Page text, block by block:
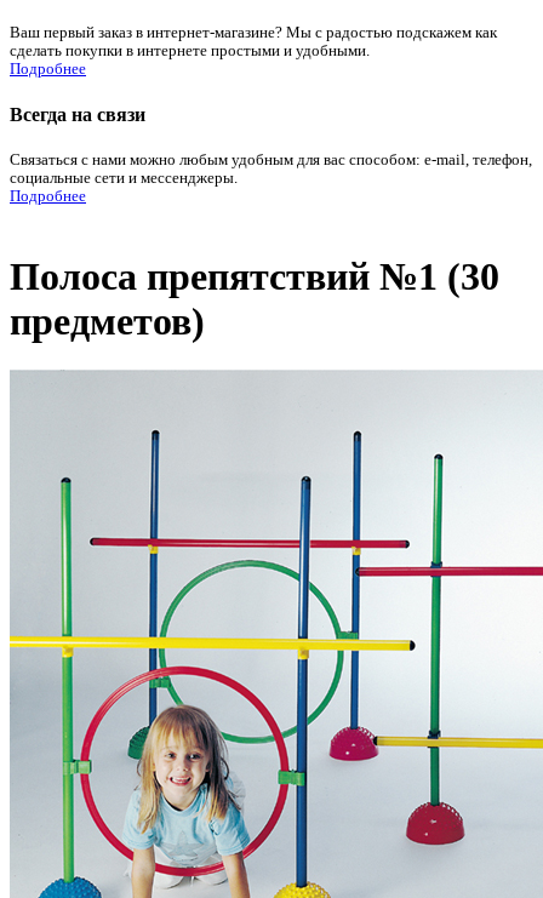
Ваш первый заказ в интернет-магазине? Мы с радостью подскажем как
сделать покупки в интернете простыми и удобными.
Подробнее
Всегда на связи
Связаться с нами можно любым удобным для вас способом: e-mail, телефон,
социальные сети и мессенджеры.
Подробнее
Полоса препятствий №1 (30
предметов)